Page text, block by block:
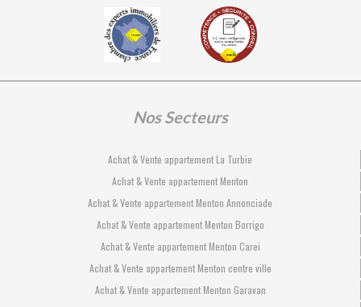
Nos Secteurs
Achat & Vente appartement La Turbie
Achat & Vente appartement Menton
Achat & Vente appartement Menton Annonciade
Achat & Vente appartement Menton Borrigo
Achat & Vente appartement Menton Carei
Achat & Vente appartement Menton centre ville
Achat & Vente appartement Menton Garavan